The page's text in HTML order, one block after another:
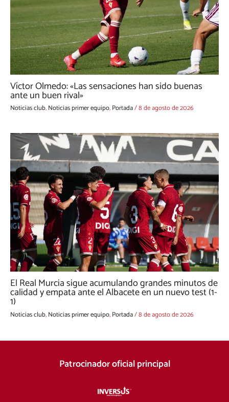
Víctor Olmedo: «Las sensaciones han sido buenas
ante un buen rival»
Noticias club,Noticias primer equipo,Portada/8 de agosto de 2026
El Real Murcia sigue acumulando grandes minutos de
calidad y empata ante el Albacete en un nuevo test (1-
1)
Noticias club,Noticias primer equipo,Portada/8 de agosto de 2026
Patrocinador oficial principal